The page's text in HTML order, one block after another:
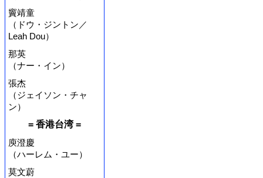
竇靖童
（ドウ・ジントン／
Leah Dou）
那英
（ナー・イン）
張杰
（ジェイソン・チャ
ン）
= 香港台湾 =
庾澄慶
（ハーレム・ユー）
莫文蔚